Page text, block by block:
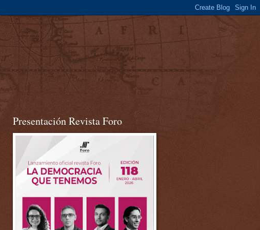
Presentación Revista Foro